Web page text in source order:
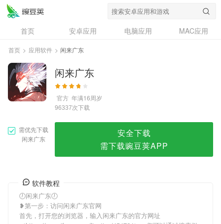
首页 安卓应用 电脑应用
MAC应用
资讯
专题
问答
首页 > 应用软件 > 闲来广东
闲来广东
官方 年满16周岁
96337次下载
需优先下载
闲来广东
安全下载
需下载豌豆荚APP
软件教程
🕖闲来广东🕖
❥第一步：访问闲来广东官网
首先，打开您的浏览器，输入闲来广东的官方网址